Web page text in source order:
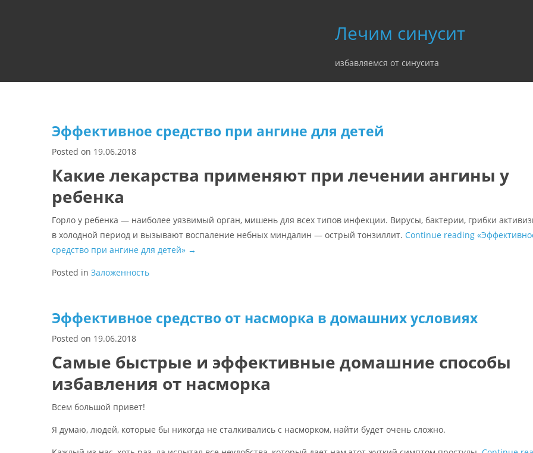
Лечим синусит
избавляемся от синусита
Эффективное средство при ангине для детей
Posted on 19.06.2018
Какие лекарства применяют при лечении ангины у
ребенка
Горло у ребенка — наиболее уязвимый орган, мишень для всех типов инфекции. Вирусы, бактерии, грибки
в холодной период и вызывают воспаление небных миндалин — острый тонзиллит. Continue reading
средство при ангине для детей» →
Posted in Заложенность
Эффективное средство от насморка в домашних условиях
Posted on 19.06.2018
Самые быстрые и эффективные домашние способы
избавления от насморка
Всем большой привет!
Я думаю, людей, которые бы никогда не сталкивались с насморком, найти будет очень сложно.